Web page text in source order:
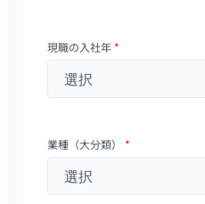
現職の入社年 *
業種（大分類） *